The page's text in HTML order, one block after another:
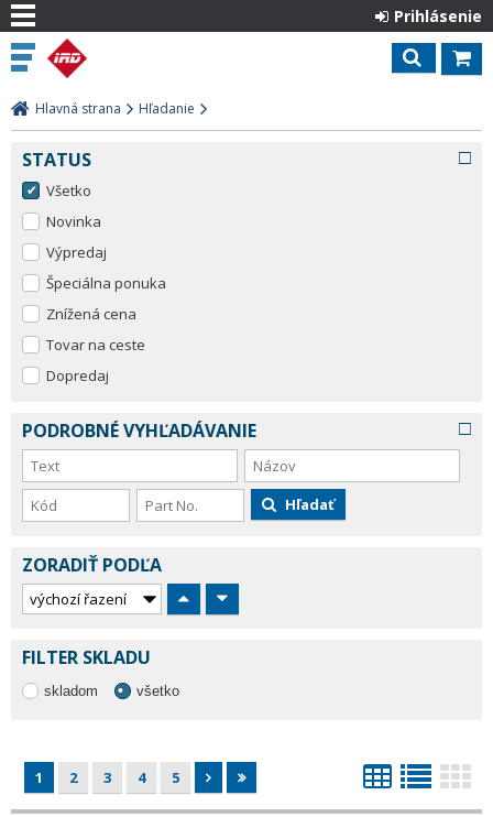
Prihlásenie
Hlavná strana Hľadanie
STATUS
Všetko
Novinka
Výpredaj
Špeciálna ponuka
Znížená cena
Tovar na ceste
Dopredaj
PODROBNÉ VYHĽADÁVANIE
Hľadať
ZORADIŤ PODĽA
FILTER SKLADU
skladom všetko
1 2 3 4 5